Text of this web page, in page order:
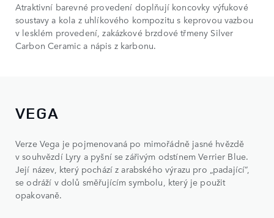
Atraktivní barevné provedení doplňují koncovky výfukové
soustavy a kola z uhlíkového kompozitu s keprovou vazbou
v lesklém provedení, zakázkové brzdové třmeny Silver
Carbon Ceramic a nápis z karbonu.
VEGA
Verze Vega je pojmenovaná po mimořádně jasné hvězdě
v souhvězdí Lyry a pyšní se zářivým odstínem Verrier Blue.
Její název, který pochází z arabského výrazu pro „padající“,
se odráží v dolů směřujícím symbolu, který je použit
opakovaně.